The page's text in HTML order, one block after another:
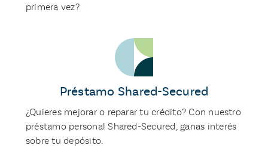
primera vez?
Préstamo Shared-Secured
¿Quieres mejorar o reparar tu crédito? Con nuestro
préstamo personal Shared-Secured, ganas interés
sobre tu depósito.